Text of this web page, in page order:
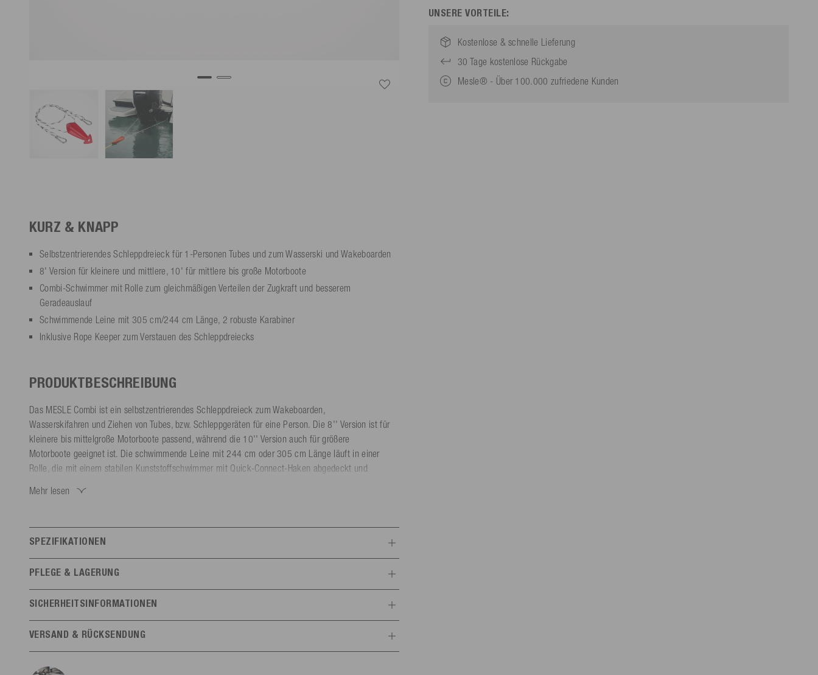
UNSERE VORTEILE:
Kostenlose & schnelle Lieferung
30 Tage kostenlose Rückgabe
Mesle® - Über 100.000 zufriedene Kunden
KURZ & KNAPP
Selbstzentrierendes Schleppdreieck für 1-Personen Tubes und zum Wasserski und Wakeboarden
8' Version für kleinere und mittlere, 10' für mittlere bis große Motorboote
Combi-Schwimmer mit Rolle zum gleichmäßigen Verteilen der Zugkraft und besserem
Geradeauslauf
Schwimmende Leine mit 305 cm/244 cm Länge, 2 robuste Karabiner
Inklusive Rope Keeper zum Verstauen des Schleppdreiecks
PRODUKTBESCHREIBUNG
Das MESLE Combi ist ein selbstzentrierendes Schleppdreieck zum Wakeboarden,
Wasserskifahren und Ziehen von Tubes, bzw. Schleppgeräten für eine Person. Die 8'' Version ist für
kleinere bis mittelgroße Motorboote passend, während die 10'' Version auch für größere
Motorboote geeignet ist. Die schwimmende Leine mit 244 cm oder 305 cm Länge läuft in einer
Rolle, die mit einem stabilen Kunststoffschwimmer mit Quick-Connect-Haken abgedeckt und
Rolle sorgt für das Zentrieren des Schleppdreiecks, sodass auf den zwei Seilen immer die
Das Schleppdreieck wird mit zwei extra stabilen Karabinerhaken links und rechts am Heck befestigt.
Mehr lesen
SPEZIFIKATIONEN
Könnerstufe Jedes Niveau
Größe
PFLEGE & LAGERUNG
SICHERHEITSINFORMATIONEN
Gebrauchsanweisung
Mesle
VERSAND & RÜCKSENDUNG